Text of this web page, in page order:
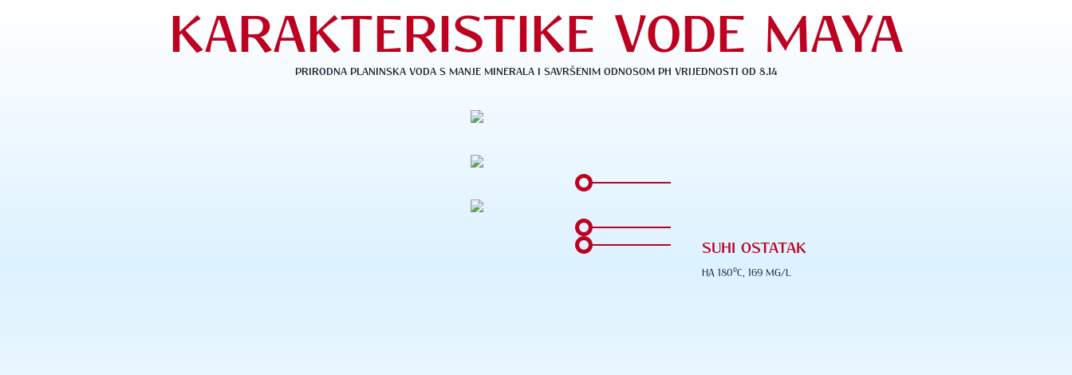
KARAKTERISTIKE VODE MAYA
PRIRODNA PLANINSKA VODA S MANJE MINERALA I SAVRŠENIM ODNOSOM PH VRIJEDNOSTI OD 8.14
SUHI OSTATAK
НА 180⁰C, 169 MG/L